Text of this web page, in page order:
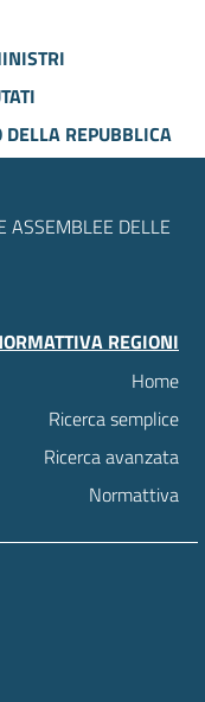
DELLA REPUBBLICA
ASSEMBLEE DELLE
REGIONI
Home
Ricerca semplice
Ricerca avanzata
Normattiva